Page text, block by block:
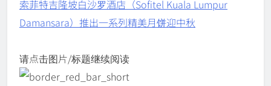
索菲特吉隆坡白沙罗酒店（Sofitel Kuala Lumpur
Damansara）推出一系列精美月饼迎中秋
请点击图片/标题继续阅读